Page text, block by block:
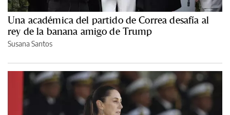
Una académica del partido de Correa desafía al
rey de la banana amigo de Trump
Susana Santos